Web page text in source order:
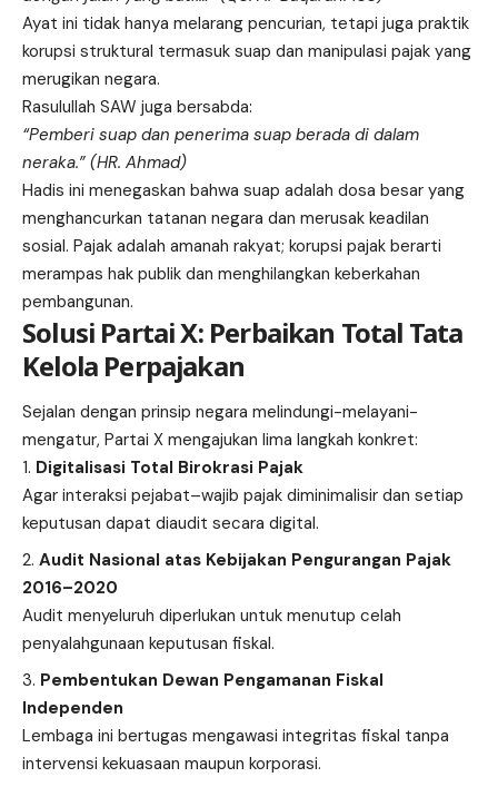
Ayat ini tidak hanya melarang pencurian, tetapi juga praktik
korupsi struktural termasuk suap dan manipulasi pajak yang
merugikan negara.
Rasulullah SAW juga bersabda:
“Pemberi suap dan penerima suap berada di dalam
neraka.” (HR. Ahmad)
Hadis ini menegaskan bahwa suap adalah dosa besar yang
menghancurkan tatanan negara dan merusak keadilan
sosial. Pajak adalah amanah rakyat; korupsi pajak berarti
merampas hak publik dan menghilangkan keberkahan
pembangunan.
Solusi Partai X: Perbaikan Total Tata
Kelola Perpajakan
Sejalan dengan prinsip negara melindungi-melayani-
mengatur, Partai X mengajukan lima langkah konkret:
Digitalisasi Total Birokrasi Pajak
Agar interaksi pejabat–wajib pajak diminimalisir dan setiap
keputusan dapat diaudit secara digital.
Audit Nasional atas Kebijakan Pengurangan Pajak
2016–2020
Audit menyeluruh diperlukan untuk menutup celah
penyalahgunaan keputusan fiskal.
Pembentukan Dewan Pengamanan Fiskal
Independen
Lembaga ini bertugas mengawasi integritas fiskal tanpa
intervensi kekuasaan maupun korporasi.